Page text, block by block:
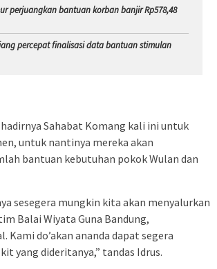
perjuangkan bantuan korban banjir Rp578,48
percepat finalisasi data bantuan stimulan
Sahabat Komang kali ini untuk
untuk nantinya mereka akan
bantuan kebutuhan pokok Wulan dan
sesegera mungkin kita akan menyalurkan
Balai Wiyata Guna Bandung,
Kami do’akan ananda dapat segera
yang dideritanya,” tandas Idrus.